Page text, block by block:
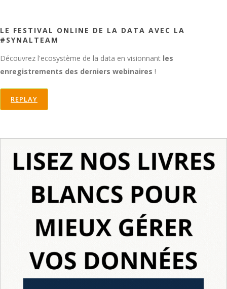
LE FESTIVAL ONLINE DE LA DATA AVEC LA
#SYNALTEAM
Découvrez l'ecosystème de la data en visionnant les
enregistrements des derniers webinaires !
REPLAY